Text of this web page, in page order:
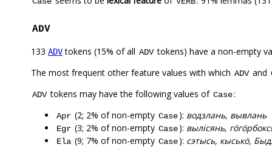
ADV
133 ADVtokens (15% of all ADV tokens) have a non-empty
The most frequent other feature values with which ADV and
ADV tokens may have the following values of Case:
Apr (2; 2% of non-empty Case): водзлань, вывлань
Egr (3; 2% of non-empty Case): вылісянь,
Ela (9; 7% of non-empty Case): сэтысь, кыськӧ,